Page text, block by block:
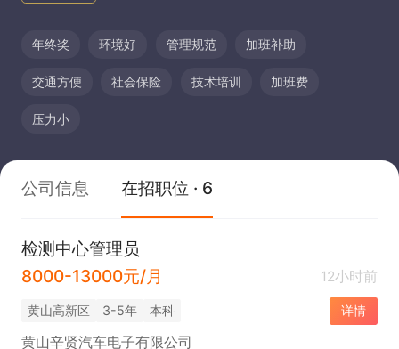
年终奖 环境好 管理规范 加班补助
交通方便 社会保险 技术培训 加班费
压力小
公司信息 在招职位 · 6
检测中心管理员
8000-13000元/月
12小时前
黄山高新区 3-5年 本科 详情
黄山辛贤汽车电子有限公司